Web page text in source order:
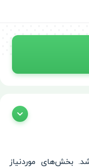
بخش‌های موردنیاز